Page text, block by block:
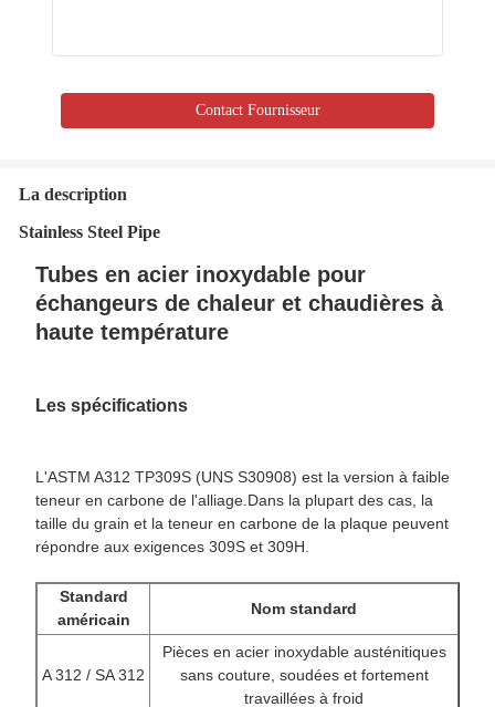
Contact Fournisseur
La description
Stainless Steel Pipe
Tubes en acier inoxydable pour
échangeurs de chaleur et chaudières à
haute température
Les spécifications
L'ASTM A312 TP309S (UNS S30908) est la version à faible
teneur en carbone de l'alliage.Dans la plupart des cas, la
taille du grain et la teneur en carbone de la plaque peuvent
répondre aux exigences 309S et 309H.
Standard
américain
Nom standard
A 312 / SA 312
Pièces en acier inoxydable austénitiques
sans couture, soudées et fortement
travaillées à froid